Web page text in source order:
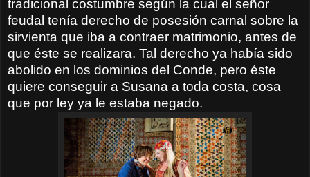
tradicional costumbre según la cual el señor
feudal tenía derecho de posesión carnal sobre la
sirvienta que iba a contraer matrimonio, antes de
que éste se realizara. Tal derecho ya había sido
abolido en los dominios del Conde, pero éste
quiere conseguir a Susana a toda costa, cosa
que por ley ya le estaba negado.